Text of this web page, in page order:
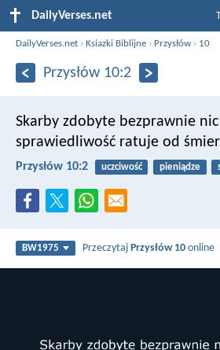
DailyVerses.net
DailyVerses.net ›Ksiazki Biblijne › Przysłów › 10
Przysłów 10:2
Skarby zdobyte bezprawnie
sprawiedliwość ratuje od
Przysłów 10:2 uczciwość pieniądze
BW1975 PrzeczytajPrzysłów 10 online